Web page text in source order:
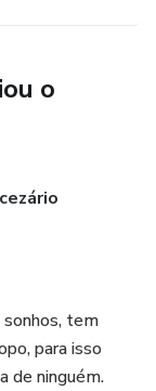
o
tem
para isso
de ninguém.